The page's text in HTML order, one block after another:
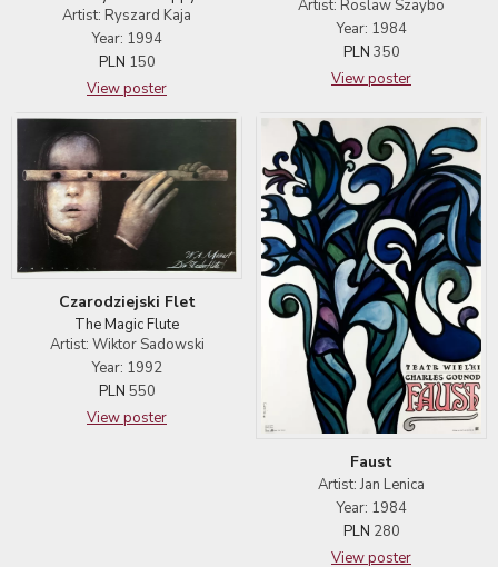
Artist: Ryszard Kaja
Year: 1994
PLN 150
View poster
Artist: Roslaw Szaybo
Year: 1984
PLN 350
View poster
Czarodziejski Flet
The Magic Flute
Artist: Wiktor Sadowski
Year: 1992
PLN 550
View poster
Faust
Artist: Jan Lenica
Year: 1984
PLN 280
View poster